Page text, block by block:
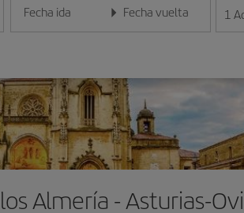
Fecha ida
Introduce la fecha en formato día/mes/año
Fecha vuelta
Introduce la fecha en 1
Almería - Asturias-